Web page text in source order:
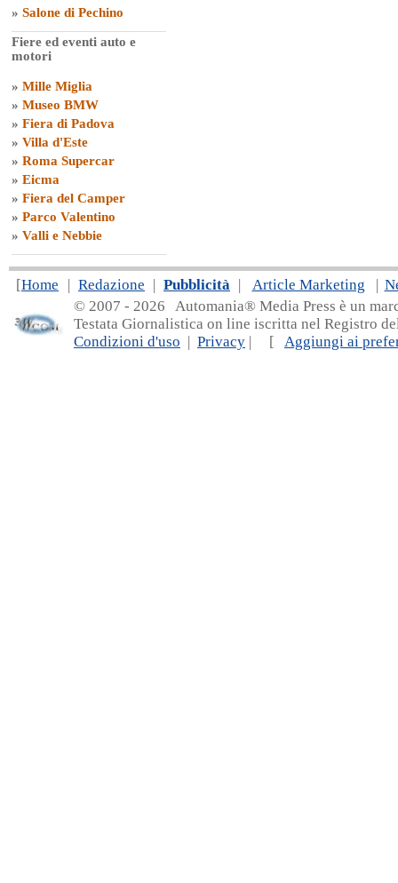
» Salone di Pechino
Fiere ed eventi auto e
motori
» Mille Miglia
» Museo BMW
» Fiera di Padova
» Villa d'Este
» Roma Supercar
» Eicma
» Fiera del Camper
» Parco Valentino
» Valli e Nebbie
[Home | Redazione | Pubblicità | Article Marketing |
© 2007 - 2026 Automania® Media Press è un
Testata Giornalistica on line iscritta nel Registro
Condizioni d'uso | Privacy | [ Aggiungi ai